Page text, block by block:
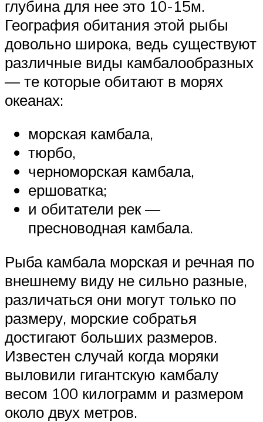
глубина для нее это 10-15м.
География обитания этой рыбы
довольно широка, ведь существуют
различные виды камбалообразных
— те которые обитают в морях
океанах:
морская камбала,
тюрбо,
черноморская камбала,
ершоватка;
и обитатели рек —
пресноводная камбала.
Рыба камбала морская и речная по
внешнему виду не сильно разные,
различаться они могут только по
размеру, морские собратья
достигают больших размеров.
Известен случай когда моряки
выловили гигантскую камбалу
весом 100 килограмм и размером
около двух метров.